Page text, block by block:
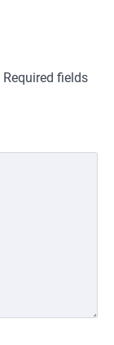
Required fields